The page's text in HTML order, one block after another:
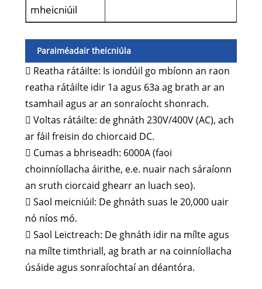
mheicniúil
Paraiméadair theicniúla
 Reatha rátáilte: Is iondúil go mbíonn an raon
reatha rátáilte idir 1a agus 63a ag brath ar an
tsamhail agus ar an sonraíocht shonrach.
 Voltas rátáilte: de ghnáth 230V/400V (AC), ach
ar fáil freisin do chiorcaid DC.
 Cumas a bhriseadh: 6000A (faoi
choinníollacha áirithe, e.e. nuair nach sáraíonn
an sruth ciorcaid ghearr an luach seo).
 Saol meicniúil: De ghnáth suas le 20,000 uair
nó níos mó.
 Saol Leictreach: De ghnáth idir na mílte agus
na mílte timthriall, ag brath ar na coinníollacha
úsáide agus sonraíochtaí an déantóra.